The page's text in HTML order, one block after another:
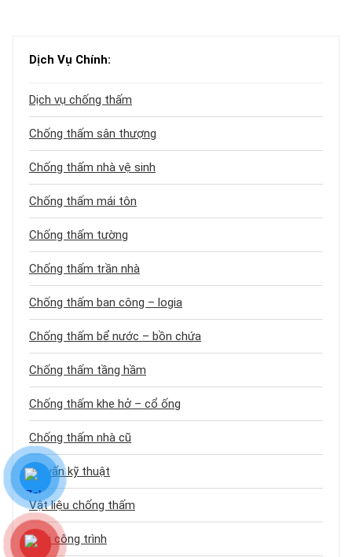
Dịch Vụ Chính:
Dịch vụ chống thấm
Chống thấm sân thượng
Chống thấm nhà vệ sinh
Chống thấm mái tôn
Chống thấm tường
Chống thấm trần nhà
Chống thấm ban công – logia
Chống thấm bể nước – bồn chứa
Chống thấm tầng hầm
Chống thấm khe hở – cổ ống
Chống thấm nhà cũ
Tư vấn kỹ thuật
Vật liệu chống thấm
Loại công trình